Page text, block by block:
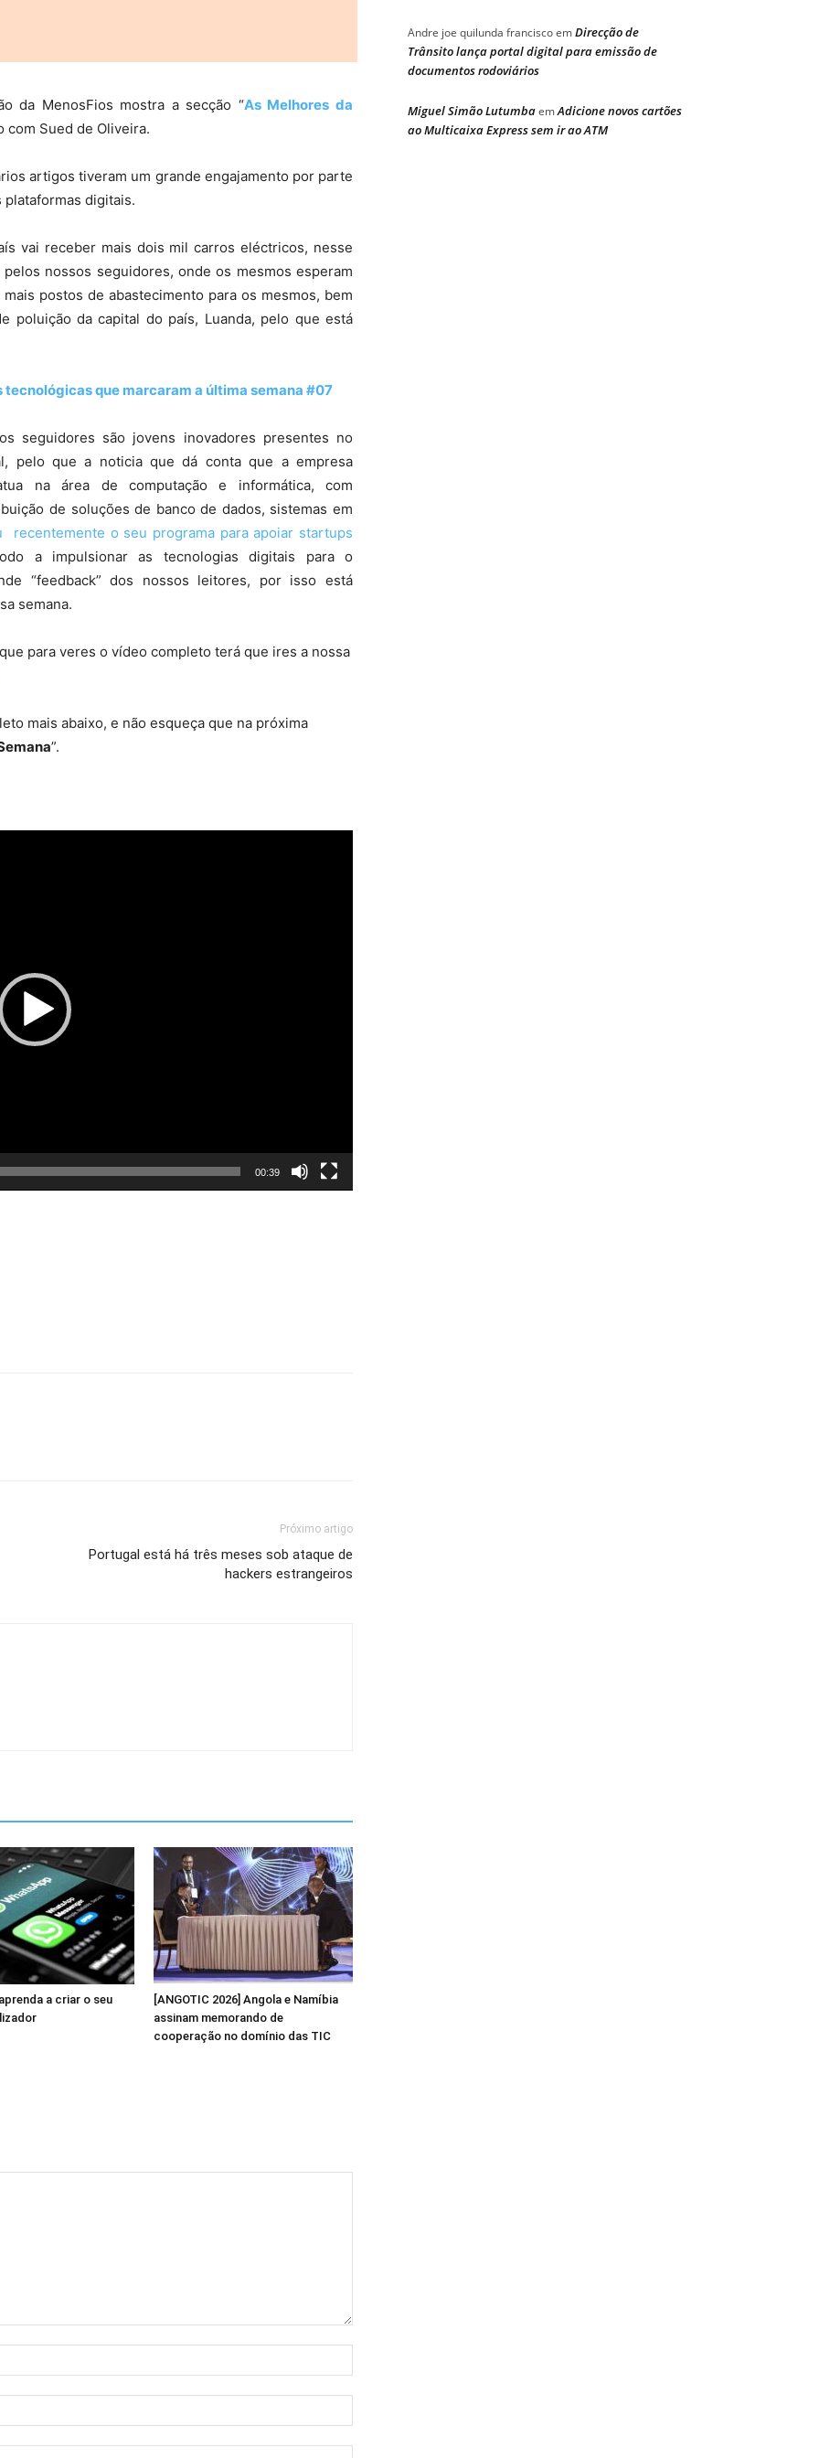
da MenosFios mostra a secção “As Melhores da
com Sued de Oliveira.
artigos tiveram um grande engajamento por parte
digitais.
vai receber mais dois mil carros eléctricos, nesse
nossos seguidores, onde os mesmos esperam
postos de abastecimento para os mesmos, bem
poluição da capital do país, Luanda, pelo que está
que marcaram a última semana #07
seguidores são jovens inovadores presentes no
pelo que a noticia que dá conta que a empresa
na área de computação e informática, com
de soluções de banco de dados, sistemas em
recentemente o seu programa para apoiar startups
a impulsionar as tecnologias digitais para o
“feedback” dos nossos leitores, por isso está
semana.
para veres o vídeo completo terá que ires a nossa
mais abaixo, e não esqueça que na próxima
”.
00:39
Próximo artigo
Portugal está há três meses sob ataque de
hackers estrangeiros
a criar o seu
[ANGOTIC 2026] Angola e Namíbia
assinam memorando de
cooperação no domínio das TIC
Andre joe quilunda franciscoemDirecção de
Trânsito lança portal digital para emissão de
documentos rodoviários
Miguel Simão LutumbaemAdicione novos cartões
ao Multicaixa Express sem ir ao ATM